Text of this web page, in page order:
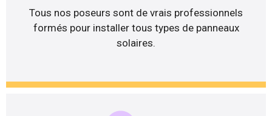
Tous nos poseurs sont de vrais professionnels
formés pour installer tous types de panneaux
solaires.